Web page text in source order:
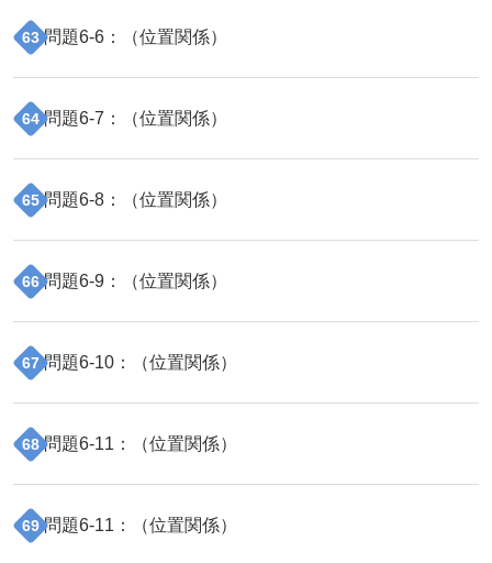
63 問題6-6 ：（位置関係）
64 問題6-7 ：（位置関係）
65 問題6-8 ：（位置関係）
66 問題6-9 ：（位置関係）
67 問題6-10 ：（位置関係）
68 問題6-11 ：（位置関係）
69 問題6-11 ：（位置関係）